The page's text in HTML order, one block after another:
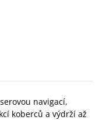
navigací,
koberců a výdrží až